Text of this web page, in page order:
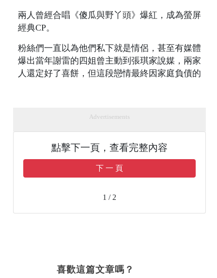
兩人曾經合唱《傻瓜與野丫頭》爆紅，成為螢屏
經典CP。
粉絲們一直以為他們私下就是情侶，甚至有媒體
爆出當年謝雷的四姐曾主動到張琪家說媒，兩家
人還定好了喜餅，但這段戀情最終因家庭負債的
Advertisements
點擊下一頁，查看完整內容
下 一 頁
1 / 2
喜歡這篇文章嗎？